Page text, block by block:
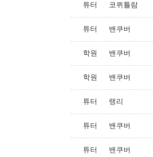
튜터 코퀴틀람
튜터 밴쿠버
학원 밴쿠버
학원 밴쿠버
튜터 랭리
튜터 밴쿠버
튜터 밴쿠버